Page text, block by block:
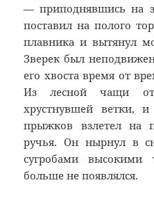
— приподнявшись на
поставил на полого
плавника и вытянул
Зверек был
его хвоста время от
Из лесной чащи
хрустнувшей ветки, и
прыжков взлетел на
ручья. Он нырнул в
сугробами
больше не появлялся.